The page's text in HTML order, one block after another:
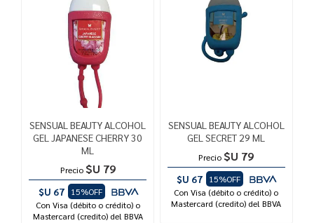
SENSUAL BEAUTY ALCOHOL
GEL JAPANESE CHERRY 30
ML
Precio $U 79
$U 67
15%OFF
Con Visa (débito o crédito) o
Mastercard (credito) del BBVA
SENSUAL BEAUTY ALCOHOL
GEL SECRET 29 ML
Precio $U 79
$U 67
15%OFF
Con Visa (débito o crédito) o
Mastercard (credito) del BBVA